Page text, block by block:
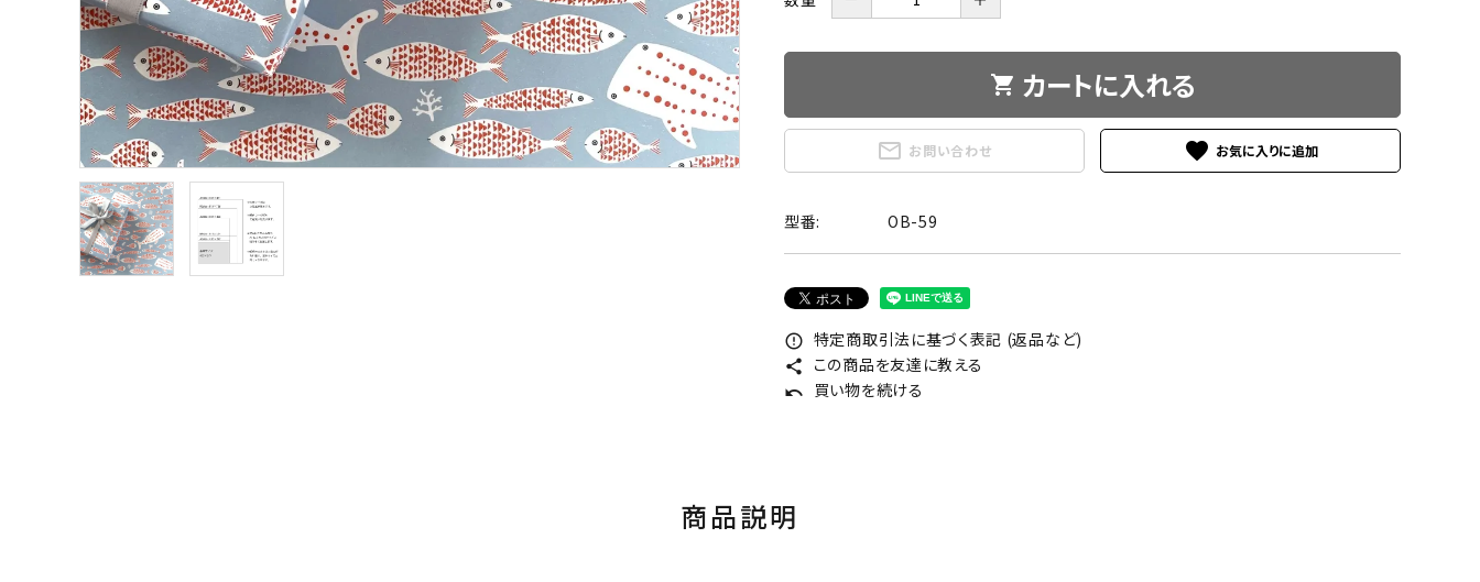
shopping_cart カートに入れる
mail_outline お問い合わせ favorite
型番: OB-59
error_outline 特定商取引法に基づく表記 (返品など)
share この商品を友達に教える
undo 買い物を続ける
商品説明